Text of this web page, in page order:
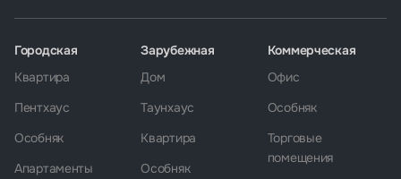
Городская
Квартира
Пентхаус
Особняк
Апартаменты
Зарубежная
Дом
Таунхаус
Квартира
Особняк
Коммерческая
Офис
Особняк
Торговые
помещения